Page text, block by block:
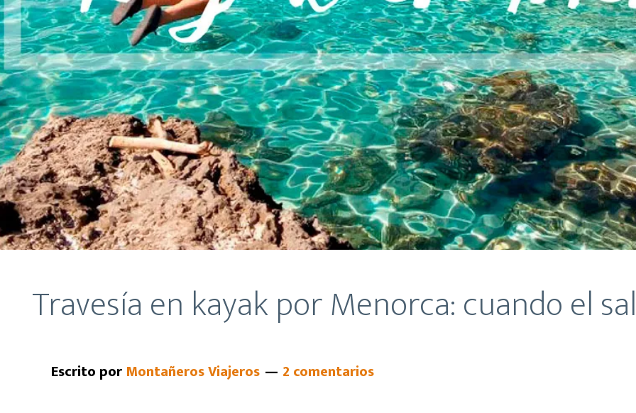
Travesía en kayak por Menorca: cuando el
Escrito por Montañeros Viajeros 2 comentarios